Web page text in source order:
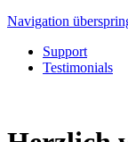
Navigation
Support
Testimonials